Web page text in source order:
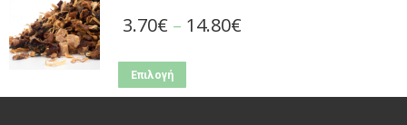
3.70€ – 14.80€
Επιλογή